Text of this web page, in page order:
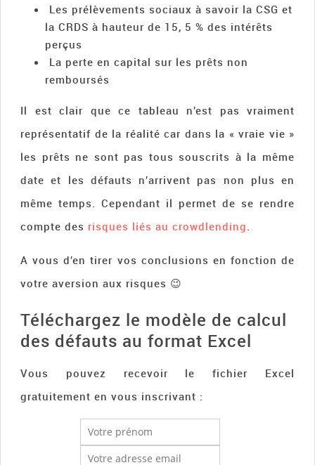
Les prélèvements sociaux à savoir la CSG et
la CRDS à hauteur de 15, 5 % des intérêts
perçus
La perte en capital sur les prêts non
remboursés
Il est clair que ce tableau n’est pas vraiment
représentatif de la réalité car dans la « vraie vie »
les prêts ne sont pas tous souscrits à la même
date et les défauts n’arrivent pas non plus en
même temps. Cependant il permet de se rendre
compte des risques liés au crowdlending.
A vous d’en tirer vos conclusions en fonction de
votre aversion aux risques 😉
Téléchargez le modèle de calcul
des défauts au format Excel
Vous pouvez recevoir le fichier Excel
gratuitement en vous inscrivant :